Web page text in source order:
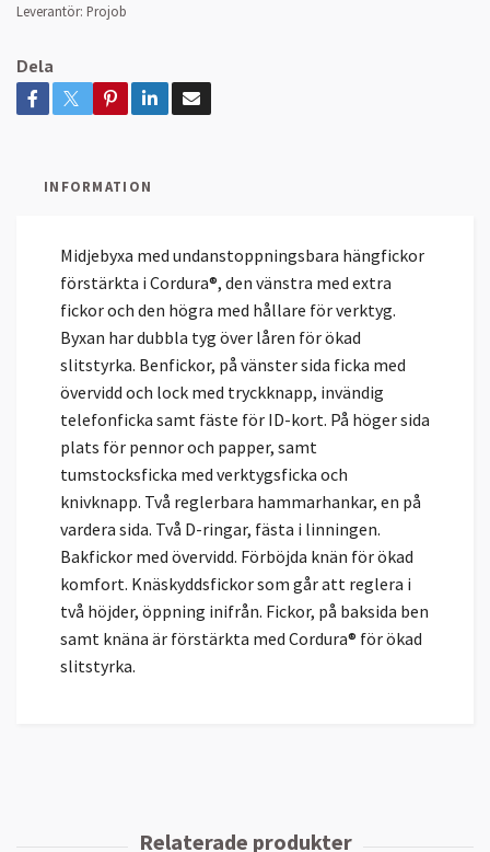
Leverantör: Projob
Dela
INFORMATION
Midjebyxa med undanstoppningsbara hängfickor
förstärkta i Cordura®, den vänstra med extra
fickor och den högra med hållare för verktyg.
Byxan har dubbla tyg över låren för ökad
slitstyrka. Benfickor, på vänster sida ficka med
övervidd och lock med tryckknapp, invändig
telefonficka samt fäste för ID-kort. På höger sida
plats för pennor och papper, samt
tumstocksficka med verktygsficka och
knivknapp. Två reglerbara hammarhankar, en på
vardera sida. Två D-ringar, fästa i linningen.
Bakfickor med övervidd. Förböjda knän för ökad
komfort. Knäskyddsfickor som går att reglera i
två höjder, öppning inifrån. Fickor, på baksida ben
samt knäna är förstärkta med Cordura® för ökad
slitstyrka.